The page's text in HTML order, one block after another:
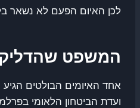
לכן האיום הפעם לא נשאר
המשפט
אחד האיומים הבולטים
ועדת הביטחון הלאומי